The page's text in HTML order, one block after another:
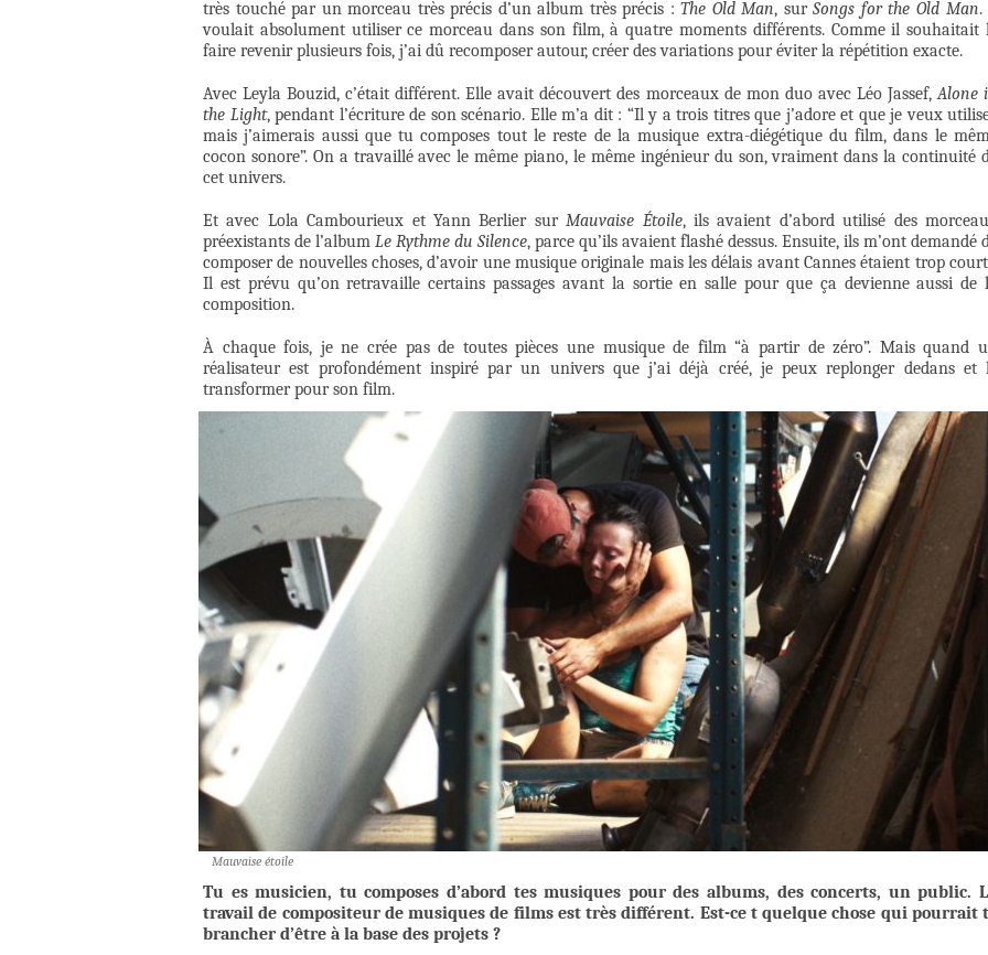
très touché par un morceau très précis d’un album très précis :The Old Man, surSongs for the Old Man.
voulait absolument utiliser ce morceau dans son film, à quatre moments différents. Comme il souhaitait
faire revenir plusieurs fois, j’ai dû recomposer autour, créer des variations pour éviter la répétition exacte.
Avec Leyla Bouzid, c’était différent. Elle avait découvert des morceaux de mon duo avec Léo Jassef,Alone
the Light, pendant l’écriture de son scénario. Elle m’a dit : “Il y a trois titres que j’adore et que je veux
mais j’aimerais aussi que tu composes tout le reste de la musique extra-diégétique du film, dans le
cocon sonore”. On a travaillé avec le même piano, le même ingénieur du son, vraiment dans la continuité
cet univers.
Et avec Lola Cambourieux et Yann Berlier surMauvaise Étoile, ils avaient d’abord utilisé des
préexistants de l’album Le Rythme du Silence, parce qu’ils avaient flashé dessus. Ensuite, ils m’ont demandé
composer de nouvelles choses, d’avoir une musique originale mais les délais avant Cannes étaient trop
Il est prévu qu’on retravaille certains passages avant la sortie en salle pour que ça devienne aussi de
composition.
À chaque fois, je ne crée pas de toutes pièces une musique de film “à partir de zéro”. Mais quand
réalisateur est profondément inspiré par un univers que j’ai déjà créé, je peux replonger dedans et
transformer pour son film.
Mauvaise étoile
Tu es musicien, tu composes d’abord tes musiques pour des albums, des concerts, un public.
travail de compositeur de musiques de films est très différent. Est-ce t quelque chose qui pourrait
brancher d’être à la base des projets ?